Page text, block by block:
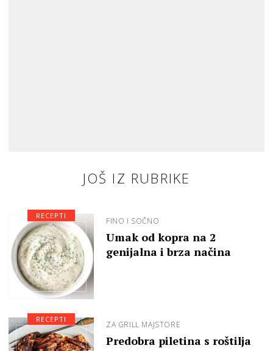
JOŠ IZ RUBRIKE
FINO I SOČNO
Umak od kopra na 2
genijalna i brza načina
RECEPTI
ZA GRILL MAJSTORE
Predobra piletina s roštilja
RECEPTI